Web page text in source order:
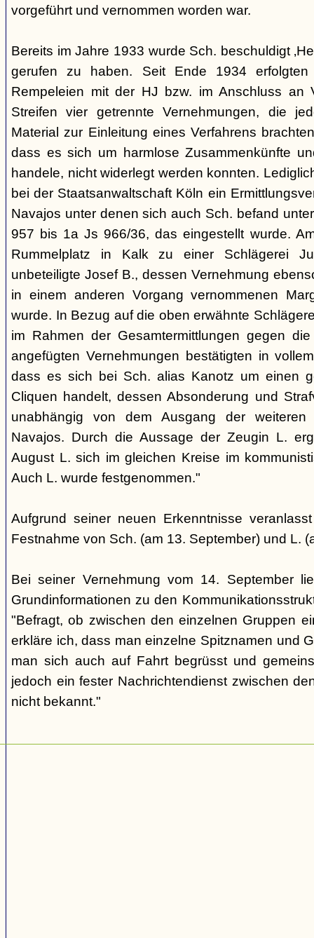
vorgeführt und vernommen worden war.
Bereits im Jahre 1933 wurde Sch. beschuldigt
gerufen zu haben. Seit Ende 1934
Rempeleien mit der HJ bzw. im Anschluss an
Streifen vier getrennte Vernehmungen, die
Material zur Einleitung eines Verfahrens
dass es sich um harmlose Zusammenkünfte
handele, nicht widerlegt werden konnten.
bei der Staatsanwaltschaft Köln ein
Navajos unter denen sich auch Sch. befand
957 bis 1a Js 966/36, das eingestellt wurde.
Rummelplatz in Kalk zu einer Schlägerei
unbeteiligte Josef B., dessen Vernehmung
in einem anderen Vorgang vernommenen
wurde. In Bezug auf die oben erwähnte
im Rahmen der Gesamtermittlungen gegen
angefügten Vernehmungen bestätigten in
dass es sich bei Sch. alias Kanotz um einen
Cliquen handelt, dessen Absonderung und
unabhängig von dem Ausgang der weiteren
Navajos. Durch die Aussage der Zeugin L.
August L. sich im gleichen Kreise im
Auch L. wurde festgenommen."
Aufgrund seiner neuen Erkenntnisse
Festnahme von Sch. (am 13. September) und L.
Bei seiner Vernehmung vom 14. September
Grundinformationen zu den
"Befragt, ob zwischen den einzelnen Gruppen
erkläre ich, dass man einzelne Spitznamen und
man sich auch auf Fahrt begrüsst und
jedoch ein fester Nachrichtendienst zwischen
nicht bekannt."